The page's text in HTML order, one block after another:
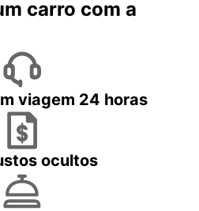
carro com a
viagem 24 horas
ocultos